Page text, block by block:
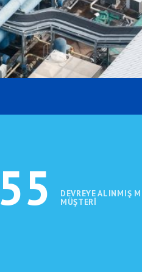
55 DEVREYE ALINMIŞ
MÜŞTERI